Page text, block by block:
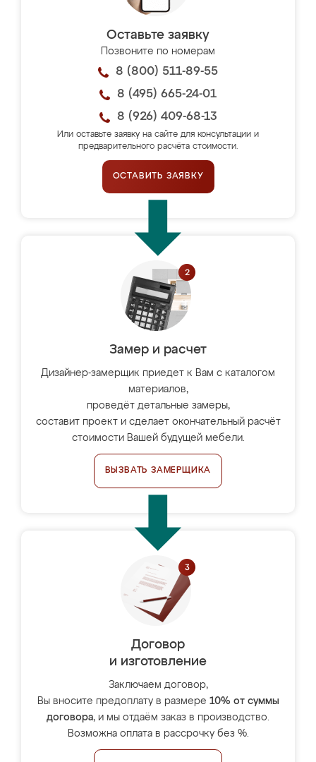
Оставьте заявку
Позвоните по номерам
8 (800) 511-89-55
8 (495) 665-24-01
8 (926) 409-68-13
Или оставьте заявку на сайте для консультации и
предварительного расчёта стоимости.
ОСТАВИТЬ ЗАЯВКУ
Замер и расчет
Дизайнер-замерщик приедет к Вам с каталогом
материалов,
проведёт детальные замеры,
составит проект и сделает окончательный расчёт
стоимости Вашей будущей мебели.
ВЫЗВАТЬ ЗАМЕРЩИКА
Договор
и изготовление
Заключаем договор,
Вы вносите предоплату в размере 10% от суммы
договора, и мы отдаём заказ в производство.
Возможна оплата в рассрочку без %.